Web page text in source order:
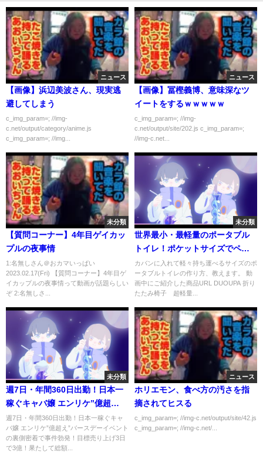
ニュース
【画像】浜辺美波さん、現実逃
避してしまう
c_img_param=; //img-
c.net/output/category/anime.js
c_img_param=; //img...
ニュース
【画像】冨樫義博、意味深なツ
イートをするｗｗｗｗｗ
c_img_param=; //img-
c.net/output/site/202.js c_img_param=;
//img-c.net...
未分類
【質問コーナー】4年目ゲイカッ
プルの夜事情
1:名無しさん＠おカマいっぱい
2023.02.17(Fri) 【質問コーナー】4年目ゲ
イカップルの夜事情って動画が話題らしい
ぞ 2:名無しさ...
未分類
世界最小・最軽量のポータブル
トイレ！ポケットサイズでペッ
トボトルより軽い！女性も安
心、大対応！登山に、車中泊
に、災害用に。
カバンに入れて軽々持ち運べるサイズのポ
ータブルトイレの作り方、教えます。 動
画中にご紹介した商品URL DUOUPA 折り
たたみ椅子 超軽量...
未分類
週7日・年間360日出勤！日本一
稼ぐキャバ嬢 エンリケ”億超
え”バースデーイベントの裏側密
着で事件勃発！目標売り上げ3日
で3億！果たして総額は？『給与
週7日・年間360日出勤！日本一稼ぐキャ
バ嬢 エンリケ”億超え”バースデーイベント
の裏側密着で事件勃発！目標売り上げ3日
で3億！果たして総額...
ニュース
ホリエモン、食べ方の汚さを指
摘されてヒスる
c_img_param=; //img-c.net/output/site/42.js
c_img_param=; //img-c.net/...